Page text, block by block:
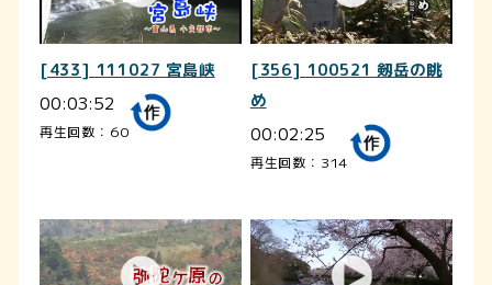
[433] 111027 宮島峡
00:03:52
再生回数：60
[356] 100521 剱岳の眺
め
00:02:25
再生回数：314